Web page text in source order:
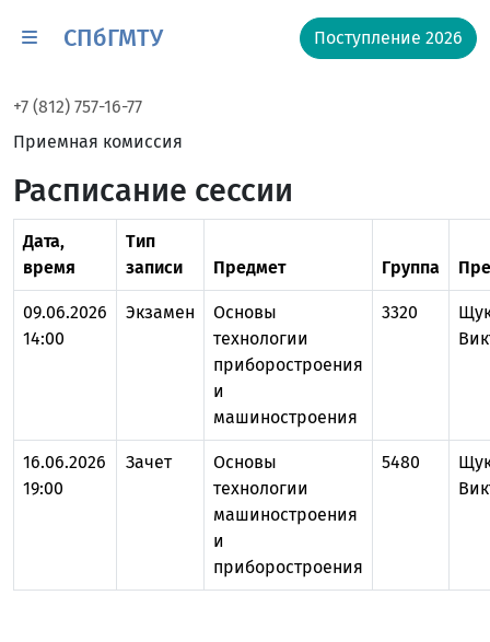
СПбГМТУ Поступление 2026
+7 (812) 757-16-77
Приемная комиссия
Расписание сессии
Дата,
время
Тип
записи
Предмет Группа
09.06.2026
14:00
Экзамен
Основы
технологии
приборостроения
и
машиностроения
3320
16.06.2026
19:00
Зачет
Основы
технологии
машиностроения
и
приборостроения
5480